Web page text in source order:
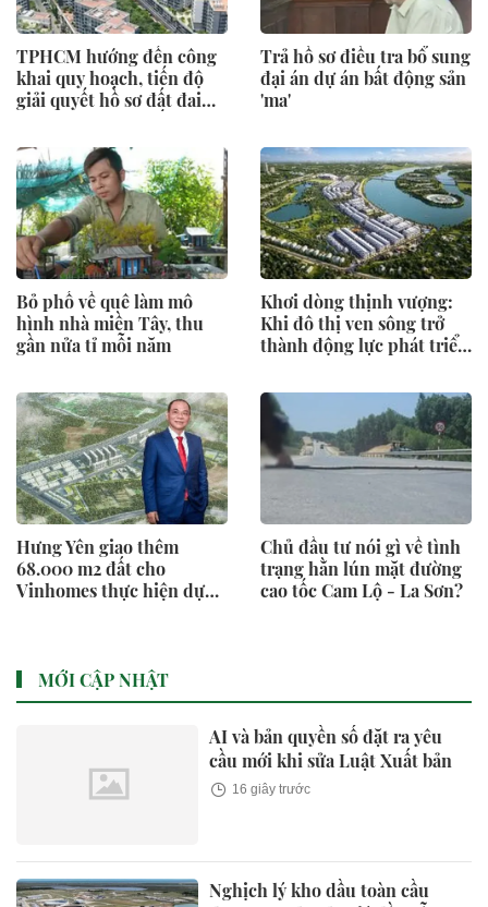
TPHCM hướng đến công
khai quy hoạch, tiến độ
giải quyết hồ sơ đất đai
Trả hồ sơ điều tra bổ sung
đại án dự án bất động sản
'ma'
Bỏ phố về quê làm mô
hình nhà miền Tây, thu
gần nửa tỉ mỗi năm
Khơi dòng thịnh vượng:
Khi đô thị ven sông trở
thành động lực phát triển
Hưng Yên giao thêm
68.000 m2 đất cho
Vinhomes thực hiện dự
Chủ đầu tư nói gì về tình
trạng hằn lún mặt đường
cao tốc Cam Lộ - La Sơn?
MỚI CẬP NHẬT
AI và bản quyền số đặt ra yêu
cầu mới khi sửa Luật Xuất bản
16 giây trước
Nghịch lý kho dầu toàn cầu